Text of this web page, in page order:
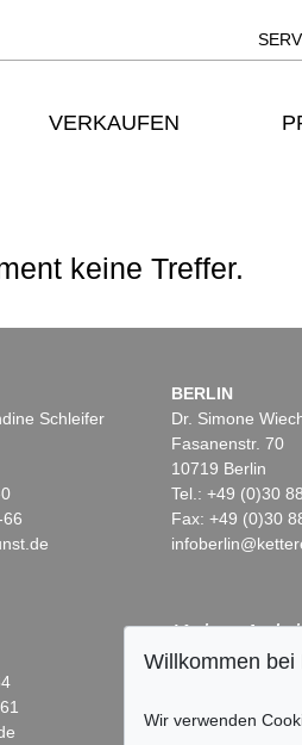
VERKAUFEN
keine Treffer.
Schleifer
BERLIN
Dr. Simone
Fasanenstr. 70
10719 Berlin
Tel.: +49 (0)30
Fax: +49 (0)30
Keine
Wir
Willkommen bei
Wir verwenden